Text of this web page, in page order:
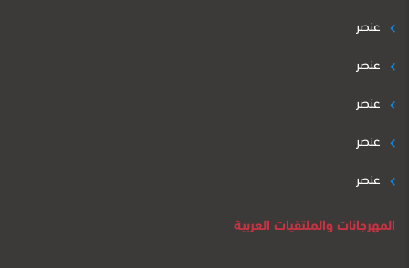
عنصر
عنصر
عنصر
عنصر
عنصر
المهرجانات والملتقيات العربية